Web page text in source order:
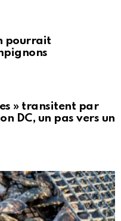
pourrait
» transitent par
DC, un pas vers un